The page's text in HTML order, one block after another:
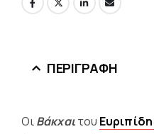
ΠΕΡΙΓΡΑΦΉ
ΟιΒάκχαιτου Ευριπίδη